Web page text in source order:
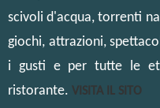
scivoli d'acqua, torrenti
giochi, attrazioni,
i gusti e per tutte le
ristorante. VISITA IL SITO